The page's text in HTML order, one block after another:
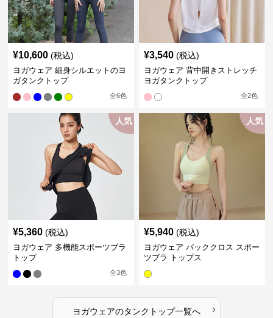
¥10,600 (税込)
ヨガウェア 細身シルエットのヨ
ガタンクトップ
全6色
¥3,540 (税込)
ヨガウェア 背中開きストレッチ
ヨガタンクトップ
全2色
人気
¥5,360 (税込)
ヨガウェア 多機能スポーツブラ
トップ
全3色
人気
¥5,940 (税込)
ヨガウェア バッククロス スポー
ツブラ トップス
ヨガウェアのタンクトップ一覧へ ›